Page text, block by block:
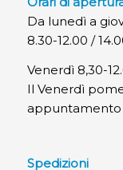
Da lunedì a
8.30-12.00 /
Venerdì 8,30-
Il Venerdì
appuntamento
Spedizioni